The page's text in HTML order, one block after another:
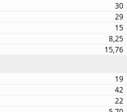
30
29
15
8,25
15,76
19
42
22